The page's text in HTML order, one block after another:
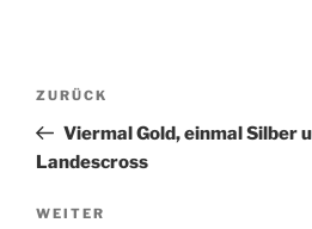
Beitragsnavigation
Vorheriger
Beitrag
ZURÜCK
Viermal Gold, einmal Silber
Landescross
Nächster
WEITER